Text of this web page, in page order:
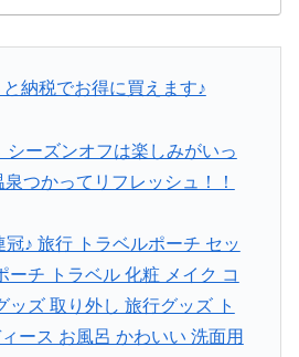
納税でお得に買えます♪
ーズンオフは楽しみがいっ
つかってリフレッシュ！！
♪ 旅行 トラベルポーチ セッ
ーチ トラベル 化粧 メイク コ
ッズ 取り外し 旅行グッズ ト
ース お風呂 かわいい 洗面用